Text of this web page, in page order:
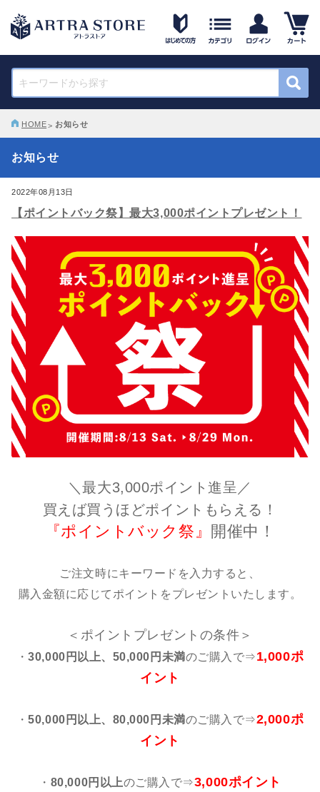
HOME お知らせ
お知らせ
2022年08月13日
【ポイントバック祭】最大3,000ポイントプレゼント！
＼最大3,000ポイント進呈／
買えば買うほどポイントもらえる！
『ポイントバック祭』 開催中！
ご注文時にキーワードを入力すると、
購入金額に応じてポイントをプレゼントいたします。
＜ポイントプレゼントの条件＞
・30,000円以上、50,000円未満のご購入で⇒1,000ポ
イント
・50,000円以上、80,000円未満のご購入で⇒2,000ポ
イント
・ 80,000円以上のご購入で⇒3,000ポイント